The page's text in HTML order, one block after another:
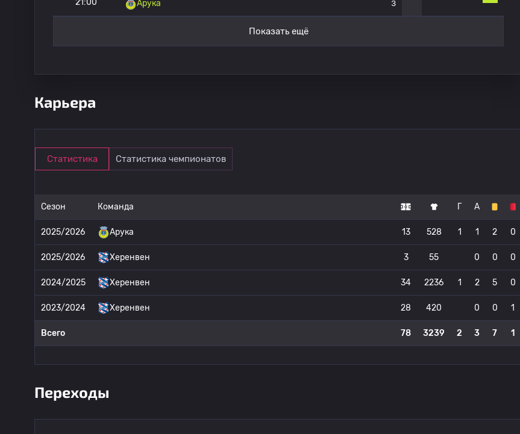
21:00
Арука
3
Показать ещё
Карьера
Статистика Статистика чемпионатов
Сезон Команда Г А
2025/2026 Арука 13 528 1 1 2 0
2025/2026 Херенвен 3 55 0 0 0
2024/2025 Херенвен 34 2236 1 2 5 0
2023/2024 Херенвен 28 420 0 0 1
Всего 78 3239 2 3 7 1
Переходы